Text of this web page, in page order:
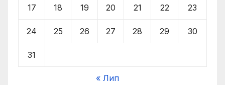
17 18 19 20 21 22 23
24 25 26 27 28 29 30
31
« Лип